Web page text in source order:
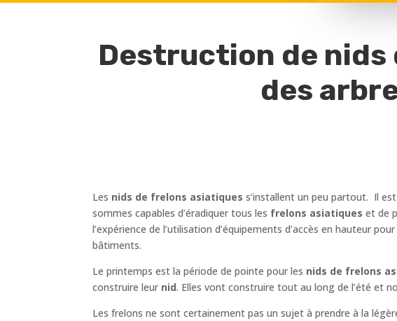
Destruction de nids
des
Les nids de frelons asiatiques s’installent un peu partout. Il
sommes capables d’éradiquer tous les frelons asiatiques et de
l’expérience de l’utilisation d’équipements d’accès en hauteur
bâtiments.
Le printemps est la période de pointe pour les nids de frelons
construire leur nid. Elles vont construire tout au long de l’été et
Les frelons ne sont certainement pas un sujet à prendre à la